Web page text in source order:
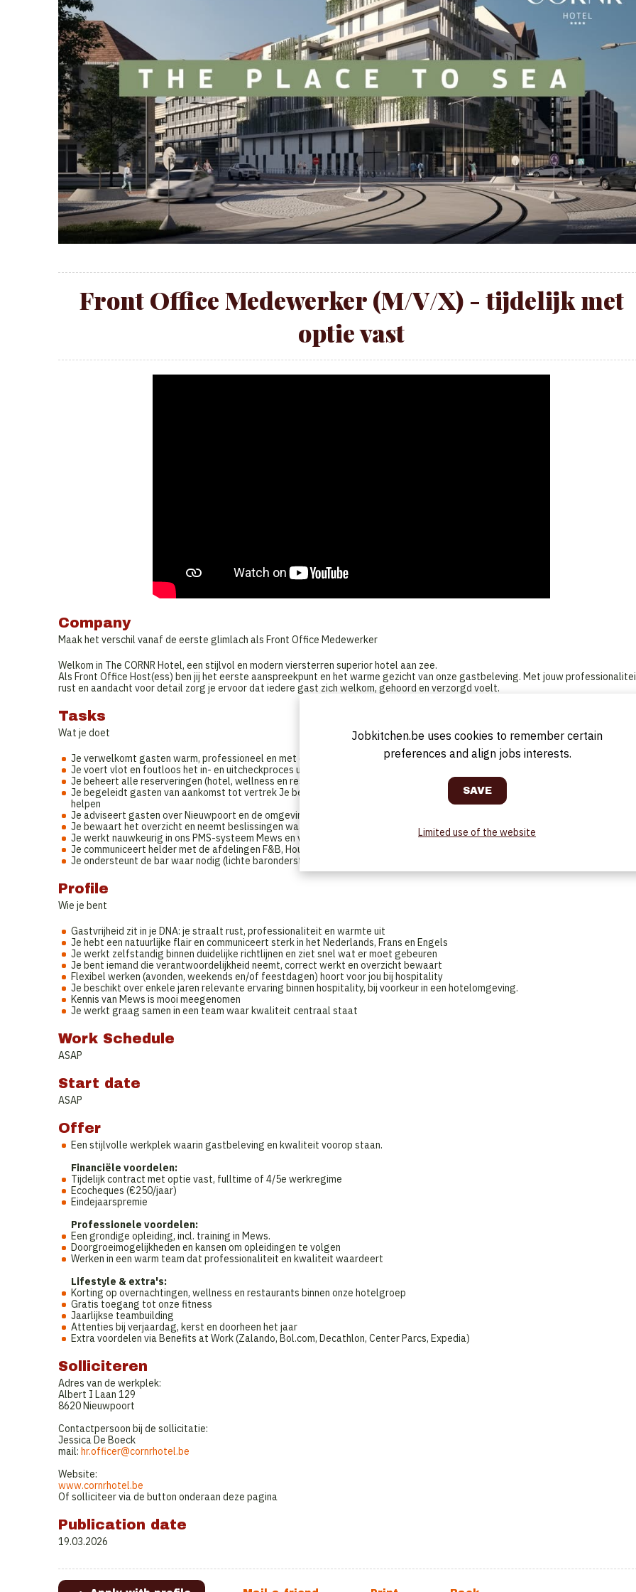
Front Office Medewerker (M/V/X) - tijdelijk met
optie vast
Company
Maak het verschil vanaf de eerste glimlach als Front Office Medewerker
Welkom in The CORNR Hotel, een stijlvol en modern viersterren superior hotel aan zee.
Als Front Office Host(ess) ben jij het eerste aanspreekpunt en het warme gezicht van onze gastbeleving. Met jouw
rust en aandacht voor detail zorg je ervoor dat iedere gast zich welkom, gehoord en verzorgd voelt.
Tasks
Wat je doet
Je verwelkomt gasten warm, professioneel en met oprechte aandacht
Je voert vlot en foutloos het in- en uitcheckproces uit
Je beheert alle reserveringen (hotel, wellness en restaurant), telefonisch en per e-mail
Je begeleidt gasten van aankomst tot vertrek Je beantwoordt vragen en denkt (pro)actief mee om gasten zo goed mogelijk te
helpen
Je adviseert gasten over Nieuwpoort en de omgeving
Je bewaart het overzicht en neemt beslissingen waar nodig
Je werkt nauwkeurig in ons PMS-systeem Mews en voert administratieve taken uit
Je communiceert helder met de afdelingen F&B, Housekeeping, etc
Je ondersteunt de bar waar nodig (lichte barondersteuning)
Profile
Wie je bent
Gastvrijheid zit in je DNA: je straalt rust, professionaliteit en warmte uit
Je hebt een natuurlijke flair en communiceert sterk in het Nederlands, Frans en Engels
Je werkt zelfstandig binnen duidelijke richtlijnen en ziet snel wat er moet gebeuren
Je bent iemand die verantwoordelijkheid neemt, correct werkt en overzicht bewaart
Flexibel werken (avonden, weekends en/of feestdagen) hoort voor jou bij hospitality
Je beschikt over enkele jaren relevante ervaring binnen hospitality, bij voorkeur in een hotelomgeving.
Kennis van Mews is mooi meegenomen
Je werkt graag samen in een team waar kwaliteit centraal staat
Work Schedule
ASAP
Start date
ASAP
Offer
​​​​Een stijlvolle werkplek waarin gastbeleving en kwaliteit voorop staan.
Financiële voordelen:
Tijdelijk contract met optie vast, fulltime of 4/5e werkregime
Ecocheques (€250/jaar)
Eindejaarspremie
Professionele voordelen:
Een grondige opleiding, incl. training in Mews.
Doorgroeimogelijkheden en kansen om opleidingen te volgen
Werken in een warm team dat professionaliteit en kwaliteit waardeert
Lifestyle & extra's:
Korting op overnachtingen, wellness en restaurants binnen onze hotelgroep
Gratis toegang tot onze fitness
Jaarlijkse teambuilding
Attenties bij verjaardag, kerst en doorheen het jaar
Extra voordelen via Benefits at Work (Zalando, Bol.com, Decathlon, Center Parcs, Expedia)
Solliciteren
Adres van de werkplek:
Albert I Laan 129
8620 Nieuwpoort
Contactpersoon bij de sollicitatie:
Jessica De Boeck
mail: hr.officer@cornrhotel.be
Website:
www.cornrhotel.be
Of solliciteer via de button onderaan deze pagina
Publication date
19.03.2026
Jobkitchen.be uses cookies to remember certain
preferences and align jobs interests.
Limited use of the website